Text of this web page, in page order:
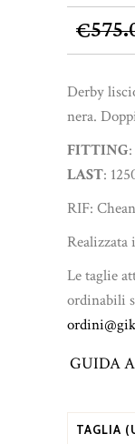
€
Derby
nera.
FITTING
LAST:
RIF:
Le taglie
ordinabili
GUIDA
TAGLIA